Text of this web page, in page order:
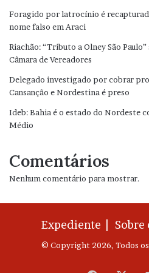
Foragido por latrocínio é
nome falso em Araci
Riachão: “Tributo a Olney São
Câmara de Vereadores
Delegado investigado por cobrar
Cansanção e Nordestina é preso
Ideb: Bahia é o estado do Nordeste
Médio
Comentários
Nenhum comentário para mostrar.
Expediente | Sobre
© Copyright 2026, Todos